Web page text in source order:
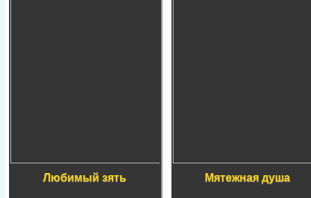
Любимый зять Мятежная душа